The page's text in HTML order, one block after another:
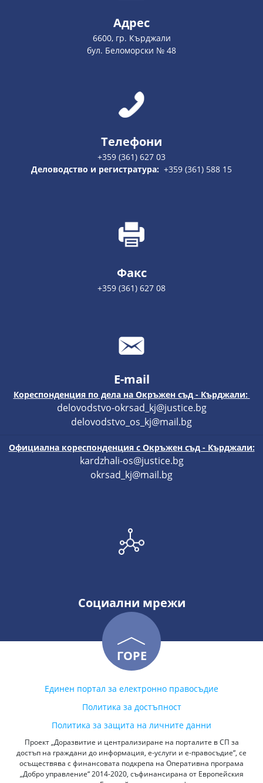
Адрес
6600, гр. Кърджали
бул. Беломорски № 48
Телефони
+359 (361) 627 03
Деловодство и регистратура: +359 (361) 588 15
Факс
+359 (361) 627 08
E-mail
Кореспонденция по дела на Окръжен съд - Кърджали:
delovodstvo-okrsad_kj@justice.bg
delovodstvo_os_kj@mail.bg
Официална кореспонденция с Окръжен съд - Кърджали:
kardzhali-os@justice.bg
okrsad_kj@mail.bg
Социални мрежи
ГОРЕ
Единен портал за електронно правосъдие
Политика за достъпност
Политика за защита на личните данни
Проект „Доразвитие и централизиране на порталите в СП за
достъп на граждани до информация, е-услуги и е-правосъдие“, се
осъществява с финансовата подкрепа на Оперативна програма
„Добро управление“ 2014-2020, съфинансирана от Европейския